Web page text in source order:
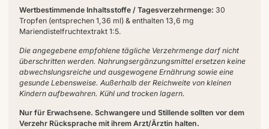
Wertbestimmende Inhaltsstoffe / Tagesverzehrmenge: 30
Tropfen (entsprechen 1,36 ml) & enthalten 13,6 mg
Mariendistelfruchtextrakt 1:5.
Die angegebene empfohlene tägliche Verzehrmenge darf nicht
überschritten werden. Nahrungsergänzungsmittel ersetzen keine
abwechslungsreiche und ausgewogene Ernährung sowie eine
gesunde Lebensweise. Außerhalb der Reichweite von kleinen
Kindern aufbewahren. Kühl und trocken lagern.
Nur für Erwachsene. Schwangere und Stillende sollten vor dem
Verzehr Rücksprache mit ihrem Arzt/Ärztin halten.